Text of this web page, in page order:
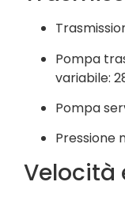
Pompa
variabile:
Pompa
Pressione
Velocità